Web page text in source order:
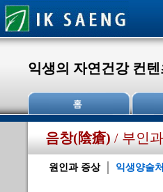
익생의 자연건강 컨
음창(陰瘡) / 부인
원인과 증상 익생양술